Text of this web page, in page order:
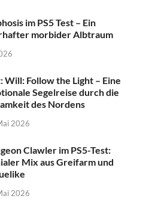
im PS5 Test – Ein
morbider Albtraum
Will: Follow the Light – Eine
Segelreise durch die
des Nordens
2026
Clawler im PS5-Test:
Mix aus Greifarm und
2026